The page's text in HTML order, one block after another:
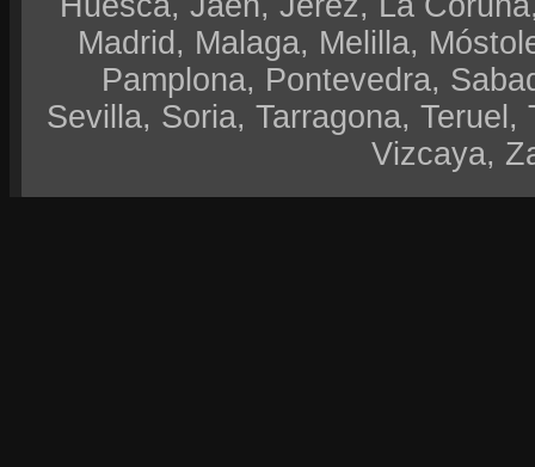
Madrid, Malaga, Melilla,
Pamplona, Pontevedra,
Sevilla, Soria, Tarragona,
Vizcaya,